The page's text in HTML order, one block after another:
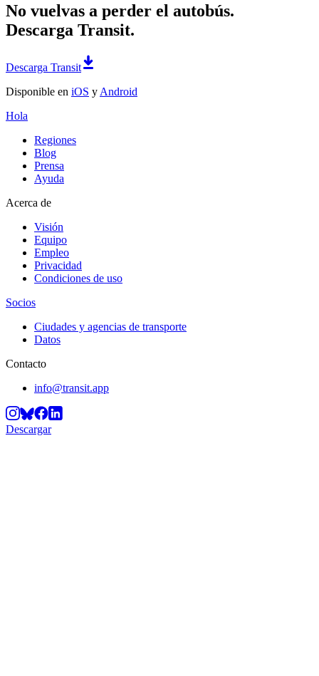
No vuelvas a perder el autobús.
Descarga Transit.
Descarga Transit
Disponible en iOS y Android
Hola
Regiones
Blog
Prensa
Ayuda
Acerca de
Visión
Equipo
Empleo
Privacidad
Condiciones de uso
Socios
Ciudades y agencias de transporte
Datos
Contacto
info@transit.app
Descargar